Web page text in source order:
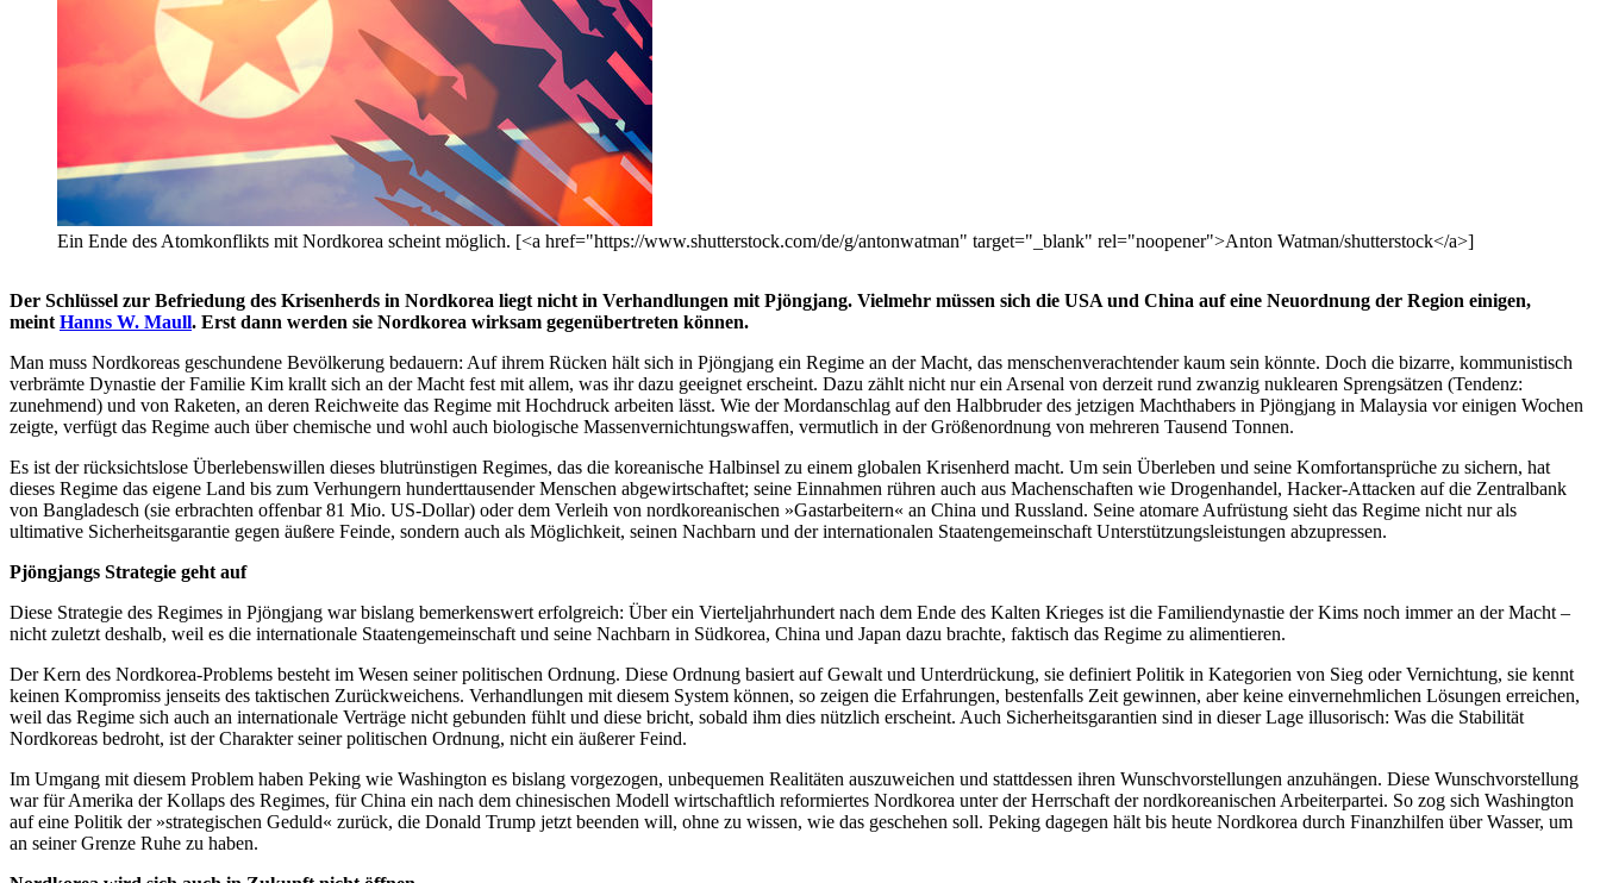
Ein Ende des Atomkonflikts mit Nordkorea scheint möglich. [<a href="https://www.shutterstock.com/de/g/antonwatman" target="_blank" rel="noopener">Anton Watman/shutterstock</a>]
Der Schlüssel zur Befriedung des Krisenherds in Nordkorea liegt nicht in Verhandlungen mit Pjöngjang. Vielmehr müssen sich die USA und China auf eine Neuordnung der Region einigen,
meint Hanns W. Maull. Erst dann werden sie Nordkorea wirksam gegenübertreten können.
Man muss Nordkoreas geschundene Bevölkerung bedauern: Auf ihrem Rücken hält sich in Pjöngjang ein Regime an der Macht, das menschenverachtender kaum sein könnte. Doch die bizarre, kommunistisch
verbrämte Dynastie der Familie Kim krallt sich an der Macht fest mit allem, was ihr dazu geeignet erscheint. Dazu zählt nicht nur ein Arsenal von derzeit rund zwanzig nuklearen Sprengsätzen (Tendenz:
zunehmend) und von Raketen, an deren Reichweite das Regime mit Hochdruck arbeiten lässt. Wie der Mordanschlag auf den Halbbruder des jetzigen Machthabers in Pjöngjang in Malaysia vor einigen Wochen
zeigte, verfügt das Regime auch über chemische und wohl auch biologische Massenvernichtungswaffen, vermutlich in der Größenordnung von mehreren Tausend Tonnen.
Es ist der rücksichtslose Überlebenswillen dieses blutrünstigen Regimes, das die koreanische Halbinsel zu einem globalen Krisenherd macht. Um sein Überleben und seine Komfortansprüche zu sichern, hat
dieses Regime das eigene Land bis zum Verhungern hunderttausender Menschen abgewirtschaftet; seine Einnahmen rühren auch aus Machenschaften wie Drogenhandel, Hacker-Attacken auf die Zentralbank
von Bangladesch (sie erbrachten offenbar 81 Mio. US-Dollar) oder dem Verleih von nordkoreanischen »Gastarbeitern« an China und Russland. Seine atomare Aufrüstung sieht das Regime nicht nur als
ultimative Sicherheitsgarantie gegen äußere Feinde, sondern auch als Möglichkeit, seinen Nachbarn und der internationalen Staatengemeinschaft Unterstützungsleistungen abzupressen.
Pjöngjangs Strategie geht auf
Diese Strategie des Regimes in Pjöngjang war bislang bemerkenswert erfolgreich: Über ein Vierteljahrhundert nach dem Ende des Kalten Krieges ist die Familiendynastie der Kims noch immer an der Macht –
nicht zuletzt deshalb, weil es die internationale Staatengemeinschaft und seine Nachbarn in Südkorea, China und Japan dazu brachte, faktisch das Regime zu alimentieren.
Der Kern des Nordkorea-Problems besteht im Wesen seiner politischen Ordnung. Diese Ordnung basiert auf Gewalt und Unterdrückung, sie definiert Politik in Kategorien von Sieg oder Vernichtung, sie kennt
keinen Kompromiss jenseits des taktischen Zurückweichens. Verhandlungen mit diesem System können, so zeigen die Erfahrungen, bestenfalls Zeit gewinnen, aber keine einvernehmlichen Lösungen erreichen,
weil das Regime sich auch an internationale Verträge nicht gebunden fühlt und diese bricht, sobald ihm dies nützlich erscheint. Auch Sicherheitsgarantien sind in dieser Lage illusorisch: Was die Stabilität
Nordkoreas bedroht, ist der Charakter seiner politischen Ordnung, nicht ein äußerer Feind.
Im Umgang mit diesem Problem haben Peking wie Washington es bislang vorgezogen, unbequemen Realitäten auszuweichen und stattdessen ihren Wunschvorstellungen anzuhängen. Diese Wunschvorstellung
war für Amerika der Kollaps des Regimes, für China ein nach dem chinesischen Modell wirtschaftlich reformiertes Nordkorea unter der Herrschaft der nordkoreanischen Arbeiterpartei. So zog sich Washington
auf eine Politik der »strategischen Geduld« zurück, die Donald Trump jetzt beenden will, ohne zu wissen, wie das geschehen soll. Peking dagegen hält bis heute Nordkorea durch Finanzhilfen über Wasser, um
an seiner Grenze Ruhe zu haben.